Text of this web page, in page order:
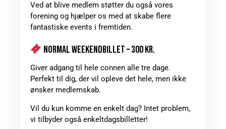
Ved at blive medlem støtter du også vores
forening og hjælper os med at skabe flere
fantastiske events i fremtiden.
NORMAL WEEKENDBILLET – 300 KR.
Giver adgang til hele connen alle tre dage.
Perfekt til dig, der vil opleve det hele, men ikke
ønsker medlemskab.
Vil du kun komme en enkelt dag? Intet problem,
vi tilbyder også enkeltdagsbilletter!